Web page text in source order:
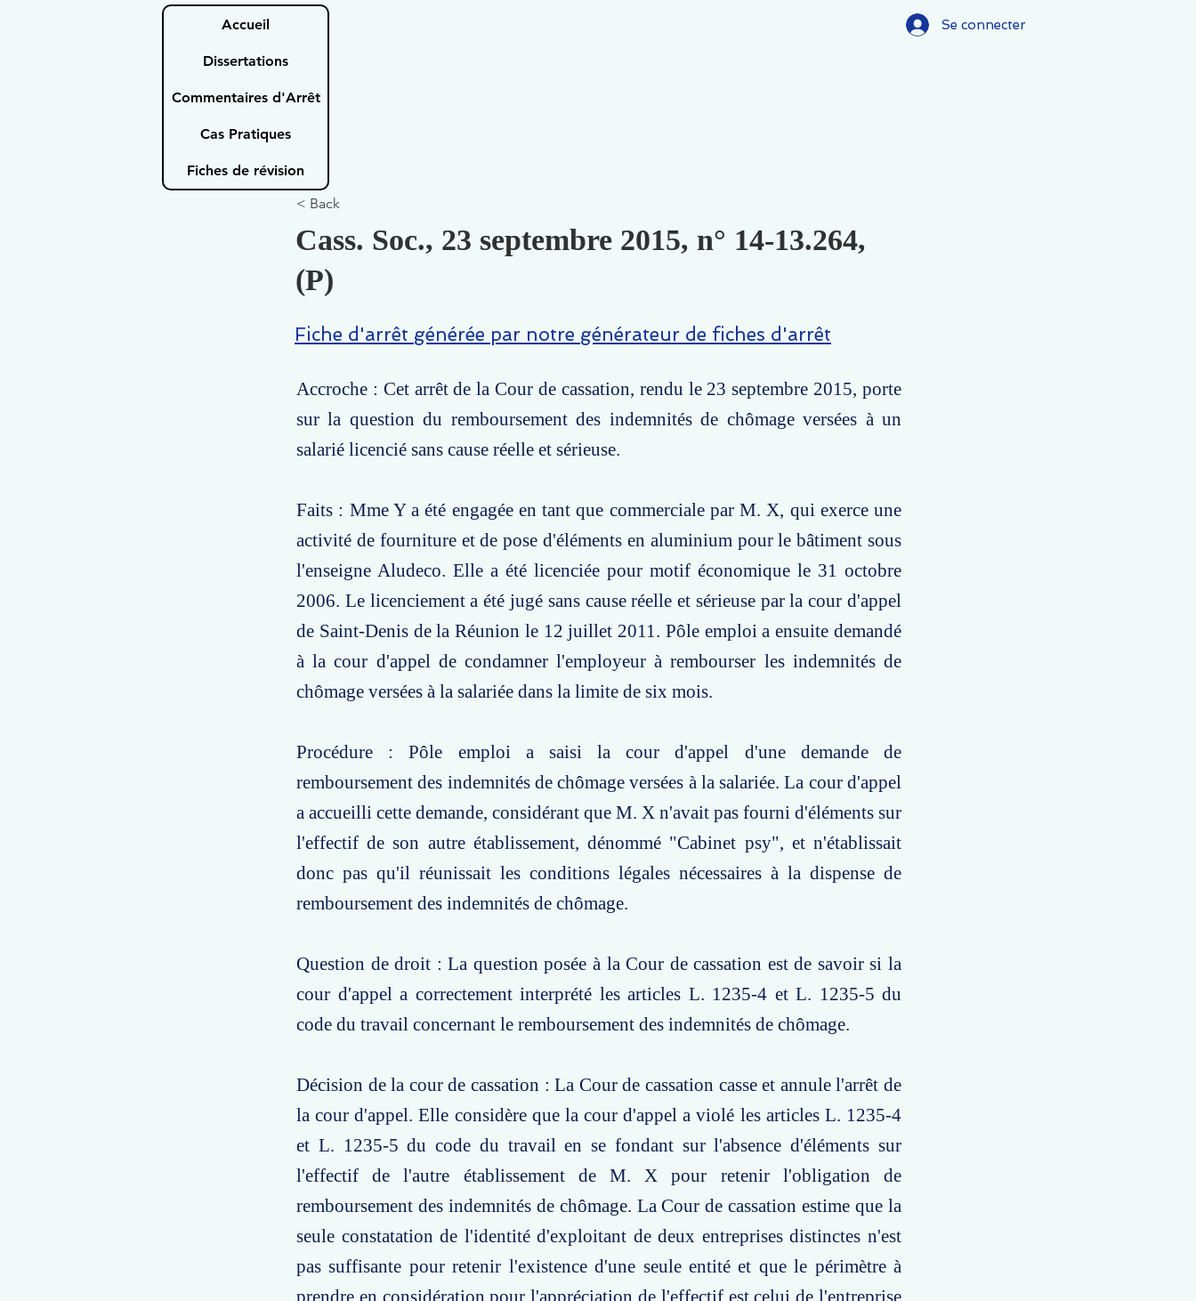
Accueil
Dissertations
Commentaires d'Arrêt
Cas Pratiques
Fiches de révision
Se connecter
< Back
Cass. Soc., 23 septembre 2015, n° 14-13.264,
(P)
Fiche d'arrêt générée par notre générateur de fiches d'arrêt
Accroche : Cet arrêt de la Cour de cassation, rendu le 23 septembre 2015, porte
sur la question du remboursement des indemnités de chômage versées à un
salarié licencié sans cause réelle et sérieuse.
Faits : Mme Y a été engagée en tant que commerciale par M. X, qui exerce une
activité de fourniture et de pose d'éléments en aluminium pour le bâtiment sous
l'enseigne Aludeco. Elle a été licenciée pour motif économique le 31 octobre
2006. Le licenciement a été jugé sans cause réelle et sérieuse par la cour d'appel
de Saint-Denis de la Réunion le 12 juillet 2011. Pôle emploi a ensuite demandé
à la cour d'appel de condamner l'employeur à rembourser les indemnités de
chômage versées à la salariée dans la limite de six mois.
Procédure : Pôle emploi a saisi la cour d'appel d'une demande de
remboursement des indemnités de chômage versées à la salariée. La cour d'appel
a accueilli cette demande, considérant que M. X n'avait pas fourni d'éléments sur
l'effectif de son autre établissement, dénommé "Cabinet psy", et n'établissait
donc pas qu'il réunissait les conditions légales nécessaires à la dispense de
remboursement des indemnités de chômage.
Question de droit : La question posée à la Cour de cassation est de savoir si la
cour d'appel a correctement interprété les articles L. 1235-4 et L. 1235-5 du
code du travail concernant le remboursement des indemnités de chômage.
Décision de la cour de cassation : La Cour de cassation casse et annule l'arrêt de
la cour d'appel. Elle considère que la cour d'appel a violé les articles L. 1235-4
et L. 1235-5 du code du travail en se fondant sur l'absence d'éléments sur
l'effectif de l'autre établissement de M. X pour retenir l'obligation de
remboursement des indemnités de chômage. La Cour de cassation estime que la
seule constatation de l'identité d'exploitant de deux entreprises distinctes n'est
pas suffisante pour retenir l'existence d'une seule entité et que le périmètre à
prendre en considération pour l'appréciation de l'effectif est celui de l'entreprise